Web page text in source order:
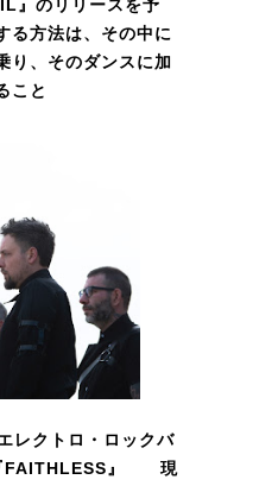
』のリリースを予
方法は、その中に
り、そのダンスに加
こと
レクトロ・ロックバ
FAITHLESS』 現